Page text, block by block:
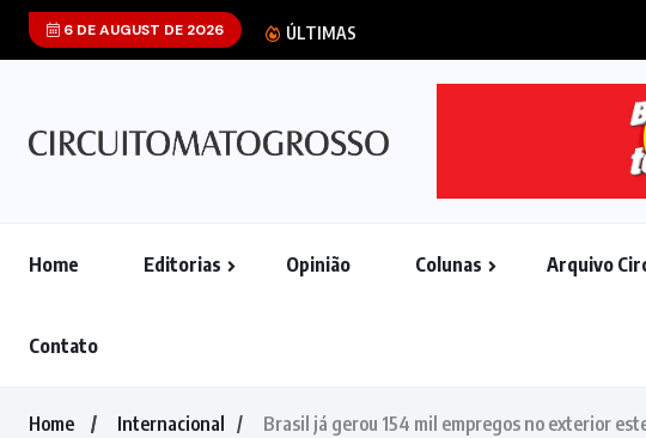
6 DE AUGUST DE 2026 ÚLTIMAS
Home Editorias Opinião Colunas Arquivo
Contato
Home Internacional Brasil já gerou 154 mil empregos no exterior